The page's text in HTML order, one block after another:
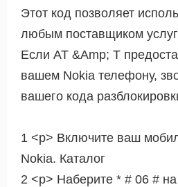
Этот код позволяет
любым поставщиком услуг
Если AT &Amp; T
вашем Nokia телефону,
вашего кода
1 <р> Включите ваш
Nokia. Каталог
2 <р> Наберите * # 06 #